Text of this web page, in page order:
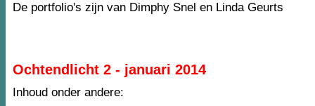
De portfolio's zijn van Dimphy Snel en Linda Geurts
Ochtendlicht 2 - januari 2014
Inhoud onder andere: